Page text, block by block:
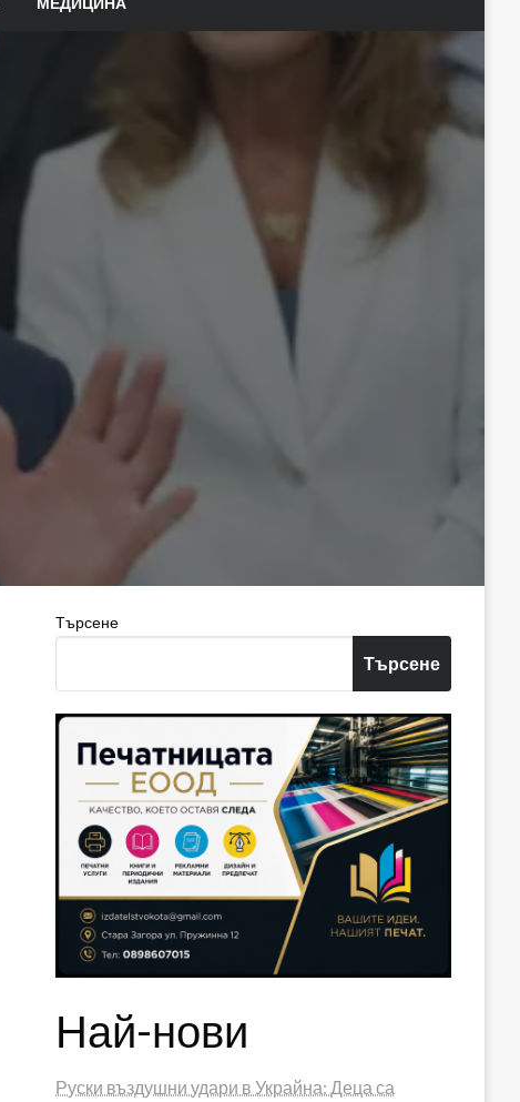
Търсене
Търсене
Най-нови
Руски въздушни удари в Украйна: Деца са